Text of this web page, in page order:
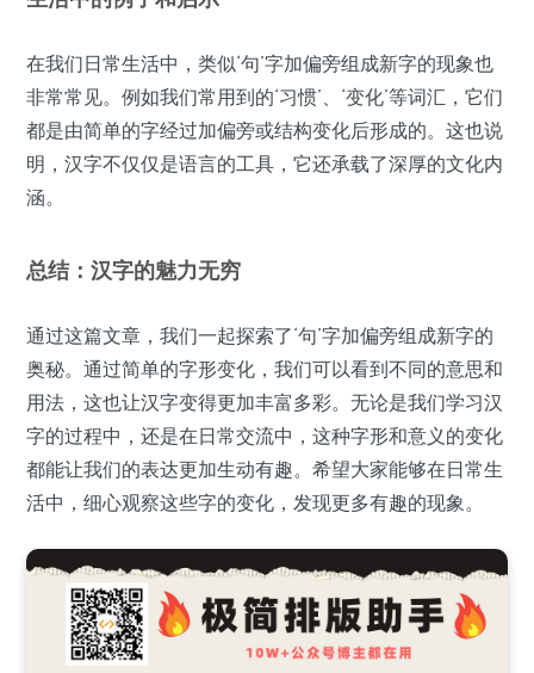
在我们日常生活中，类似‘句’字加偏旁组成新字的现象也
非常常见。例如我们常用到的‘习惯’、‘变化’等词汇，它们
都是由简单的字经过加偏旁或结构变化后形成的。这也说
明，汉字不仅仅是语言的工具，它还承载了深厚的文化内
涵。
总结：汉字的魅力无穷
通过这篇文章，我们一起探索了‘句’字加偏旁组成新字的
奥秘。通过简单的字形变化，我们可以看到不同的意思和
用法，这也让汉字变得更加丰富多彩。无论是我们学习汉
字的过程中，还是在日常交流中，这种字形和意义的变化
都能让我们的表达更加生动有趣。希望大家能够在日常生
活中，细心观察这些字的变化，发现更多有趣的现象。